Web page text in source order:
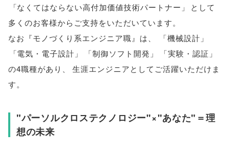
「なくてはならない高付加価値技術パートナー 」
として
多くのお客様からご支持をいただいています。
なお『モノづくり系エンジニア職』は
「機械設計 」
「電気・電子設計 」 「制御ソフト開発 」 「実験・認証 」
の4職種があり
生涯エンジニアとしてご活躍いただけま
す。
"パーソルクロステクノロジー"×"あなた"＝理
想の未来